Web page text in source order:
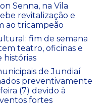
Senna, na Vila
revitalização e
ao tricampeão
fim de semana
teatro, oficinas e
histórias
de Jundiaí
preventivamente
(7) devido à
fortes